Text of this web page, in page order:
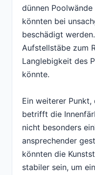
dünnen
könnten bei
beschädigt
Aufstellstäbe zum
Langlebigkeit des
könnte.
Ein weiterer
betrifft die
nicht besonders
ansprechender
könnten die
stabiler sein, um